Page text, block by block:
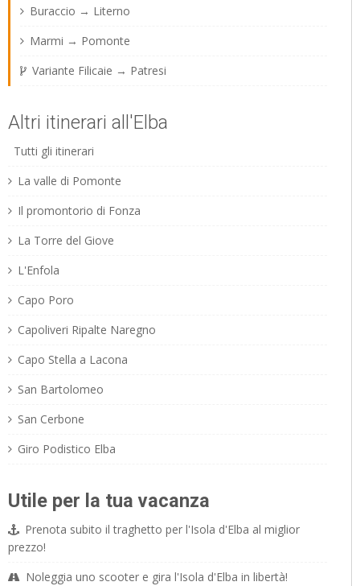
Buraccio → Literno
Marmi → Pomonte
Variante Filicaie → Patresi
Altri itinerari all'Elba
Tutti gli itinerari
La valle di Pomonte
Il promontorio di Fonza
La Torre del Giove
L'Enfola
Capo Poro
Capoliveri Ripalte Naregno
Capo Stella a Lacona
San Bartolomeo
San Cerbone
Giro Podistico Elba
Utile per la tua vacanza
Prenota subito il traghetto per l'Isola d'Elba al miglior
prezzo!
Noleggia uno scooter e gira l'Isola d'Elba in libertà!